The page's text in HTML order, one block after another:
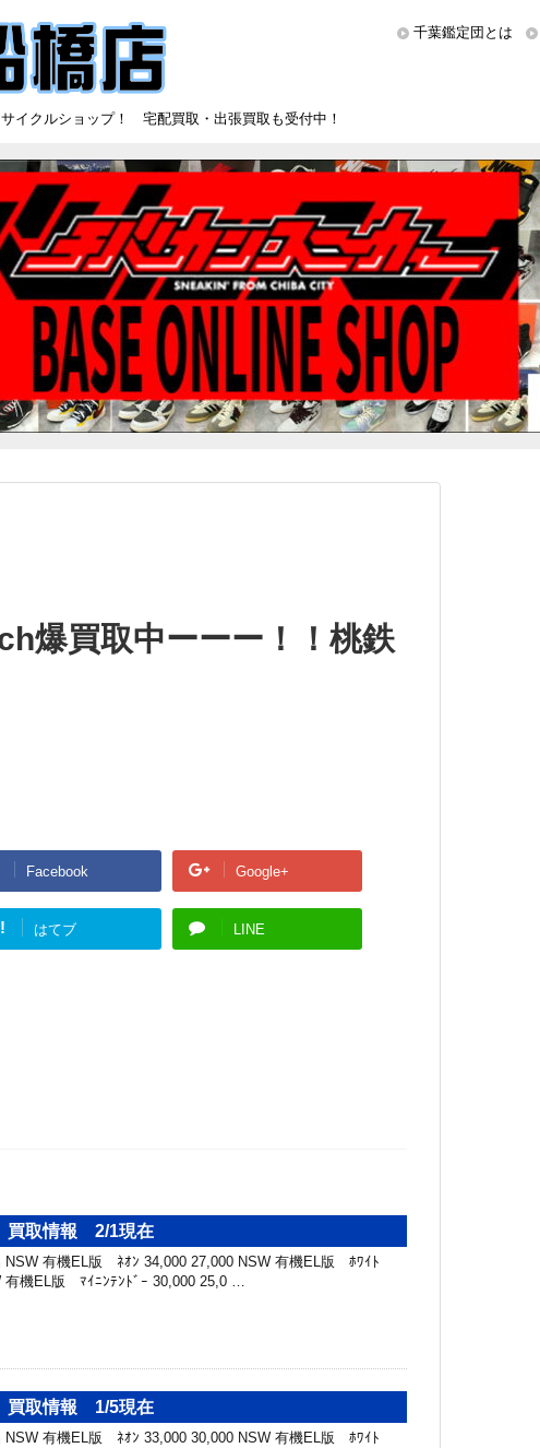
イクルショップ！ 宅配買取・出張買取も受付中！
千葉鑑定団とは
爆買取中ーーー！！桃鉄
Facebook Google+
はてブ LINE
買取情報 2/1現在
NSW 有機EL版 ﾈｵﾝ 34,000 27,000 NSW 有機EL版 ﾎﾜｲﾄ
有機EL版 ﾏｲﾆﾝﾃﾝﾄﾞｰ 30,000 25,0 …
買取情報 1/5現在
NSW 有機EL版 ﾈｵﾝ 33,000 30,000 NSW 有機EL版 ﾎﾜｲﾄ